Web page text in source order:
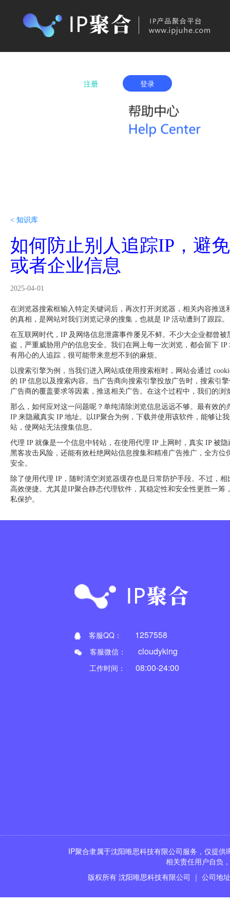
首页 产品购买 IP城市列表 服务
注册 登录
< 知识库
如何防止别人追踪IP，避
或者企业信息
2025-04-01
在浏览器搜索框输入特定关键词后，再次打开浏览器，相关内容推送
的真相，是网站对我们浏览记录的搜集，也就是 IP 活动遭到了跟踪。
在互联网时代，IP 及网络信息泄露事件屡见不鲜。不少大企业都曾
盗，严重威胁用户的信息安全。我们在网上每一次浏览，都会留下
有用心的人追踪，很可能带来意想不到的麻烦。
以搜索引擎为例，当我们进入网站或使用搜索框时，网站会通过
的 IP 信息以及搜索内容。当广告商向搜索引擎投放广告时，搜索引
广告商的覆盖要求等因素，推送相关广告。在这个过程中，我们的浏
那么，如何应对这一问题呢？单纯清除浏览信息远远不够。最有效的
IP 来隐藏真实 IP 地址。以IP聚合为例，下载并使用该软件，能够让
站，使网站无法搜集信息。
代理 IP 就像是一个信息中转站，在使用代理 IP 上网时，真实 IP 被
黑客攻击风险，还能有效杜绝网站信息搜集和精准广告推广，全方位
安全。
除了使用代理 IP，随时清空浏览器缓存也是日常防护手段。不过，
高效便捷。尤其是IP聚合静态代理软件，其稳定性和安全性更胜一筹
私保护。
客服QQ： 1257558
客服微信： cloudyking
工作时间： 08:00-24:00
IP聚合隶属于沈阳唯思科技有限公司服务，仅提
相关责任用户自负
版权所有 沈阳唯思科技有限公司 ｜ 公司地